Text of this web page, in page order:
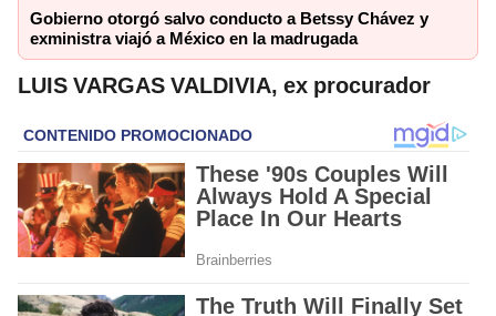
Gobierno otorgó salvo conducto a Betssy Chávez y
exministra viajó a México en la madrugada
LUIS VARGAS VALDIVIA, ex procurador